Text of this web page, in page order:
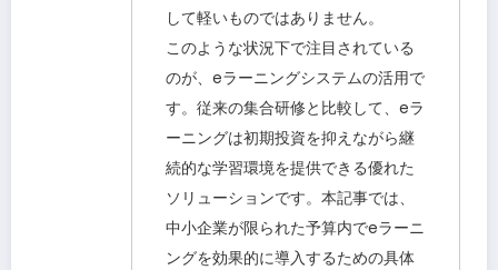
して軽いものではありません。
このような状況下で注目されている
のが、eラーニングシステムの活用で
す。従来の集合研修と比較して、eラ
ーニングは初期投資を抑えながら継
続的な学習環境を提供できる優れた
ソリューションです。本記事では、
中小企業が限られた予算内でeラーニ
ングを効果的に導入するための具体